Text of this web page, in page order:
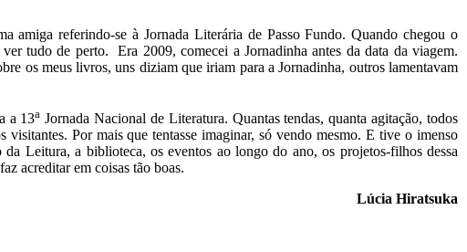
referindo-se à Jornada Literária de Passo Fundo. Quando chegou o
tudo de perto. Era 2009, comecei a Jornadinha antes da data da viagem.
os meus livros, uns diziam que iriam para a Jornadinha, outros lamentavam
a 13a Jornada Nacional de Literatura. Quantas tendas, quanta agitação, todos
visitantes. Por mais que tentasse imaginar, só vendo mesmo. E tive o imenso
Leitura, a biblioteca, os eventos ao longo do ano, os projetos-filhos dessa
acreditar em coisas tão boas.
Lúcia Hiratsuka